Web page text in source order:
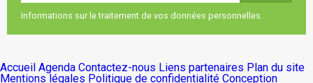
Informations sur le traitement de vos données personnelles.
Accueil Agenda Contactez-nous Liens partenaires Plan du site
Mentions légales Politique de confidentialité Conception